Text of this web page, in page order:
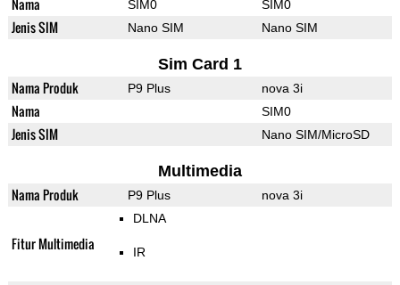
Nama SIM0 SIM0
Jenis SIM Nano SIM Nano SIM
Sim Card 1
Nama Produk P9 Plus nova 3i
Nama SIM0
Jenis SIM Nano SIM/MicroSD
Multimedia
Nama Produk P9 Plus nova 3i
Fitur Multimedia
DLNA
IR